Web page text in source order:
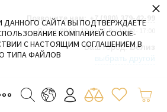
Позвоните нам: +7 (980) 379-42-99
Пн-Пт: 09:00 - 19:00 Сб-Вс: 10:00 - 17:00
Ваш город:Белиз
ДАННОГО САЙТА ВЫ ПОДТВЕРЖДАЕТЕ
КОМПАНИЕЙ COOKIE-
С НАСТОЯЩИМ СОГЛАШЕНИЕМ В
ТИПА ФАЙЛОВ
×